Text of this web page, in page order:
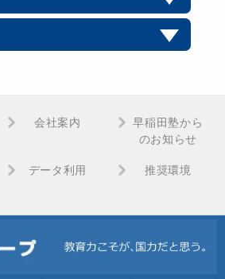
会社案内
早稲田塾から
のお知らせ
データ利用 推奨環境